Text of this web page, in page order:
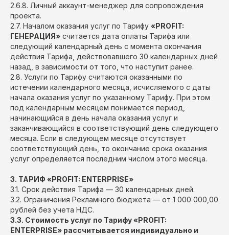
2.6.8. Личный аккаунт-менеджер для сопровождения
проекта.
2.7. Началом оказания услуг по Тарифу «PROFIT:
ГЕНЕРАЦИЯ» считается дата оплаты Тарифа или
следующий календарный день с момента окончания
действия Тарифа, действовавшего 30 календарных дней
назад, в зависимости от того, что наступит ранее.
2.8. Услуги по Тарифу считаются оказанными по
истечении календарного месяца, исчисляемого с даты
начала оказания услуг по указанному Тарифу. При этом
под календарным месяцем понимается период,
начинающийся в день начала оказания услуг и
заканчивающийся в соответствующий день следующего
месяца. Если в следующем месяце отсутствует
соответствующий день, то окончание срока оказания
услуг определяется последним числом этого месяца.
3. ТАРИФ «PROFIT: ENTERPRISE»
3.1. Срок действия Тарифа — 30 календарных дней.
3.2. Ограничения Рекламного бюджета — от 1 000 000,00
рублей без учета НДС.
3.3. Стоимость услуг по Тарифу «PROFIT:
ENTERPRISE» рассчитывается индивидуально и